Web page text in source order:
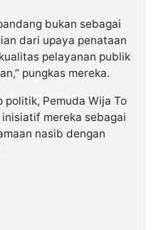
bukan sebagai
dari upaya penataan
pelayanan publik
pungkas mereka.
politik, Pemuda Wija To
mereka sebagai
nasib dengan